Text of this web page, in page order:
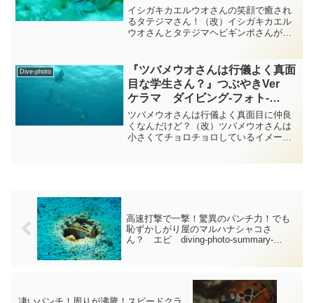
グ‐フォト‐tsubuankun
イシガキカエルウオさんの笑顔で癒され
るタテジマさん！（改）イシガキカエル
ウオさんとタテジマヘビギンポさんが二
きっと何か気になる大事なことかものす
ごく面白いものが目の前に...
Dive-photo
『ツバメウオさんは行儀よく真面
目な学生さん？』つぶやきVer
ケラマ ダイビング‐フォト‐
tsubuankun
ツバメウオさんは行儀よく真面目に仲良
くなんだけど？（改）ツバメウオさんは
小さくてチョロチョロしているイメージ
高速打撃で一撃！驚異のパンチ力！でも
恥ずかしがり屋のマルハナシャコさ
ん？ エビ diving-photo-summary-